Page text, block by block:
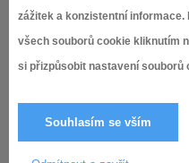
zážitek a konzistentní
všech souborů cookie kliknutím
si přizpůsobit nastavení
Souhlasím se vším